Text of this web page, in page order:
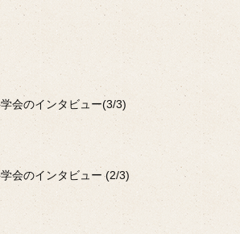
会のインタビュー(3/3)
会のインタビュー (2/3)